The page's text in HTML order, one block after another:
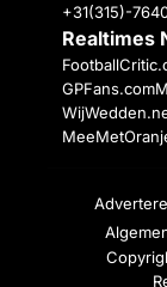
+31(315)-
Realtimes
GPFans.com